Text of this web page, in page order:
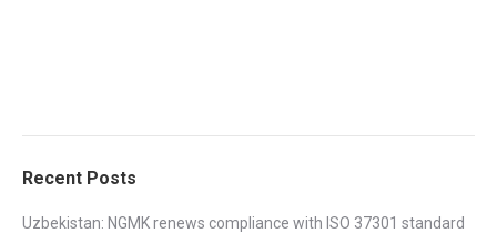
Recent Posts
Uzbekistan: NGMK renews compliance with ISO 37301 standard